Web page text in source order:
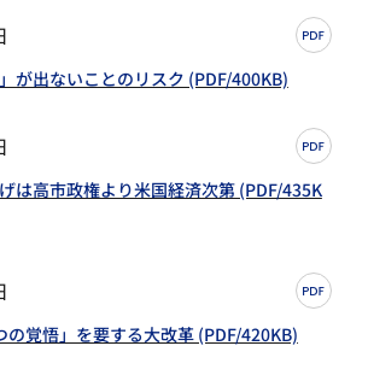
が出ないことのリスク (PDF/400KB)
は高市政権より米国経済次第 (PDF/435K
の覚悟」を要する大改革 (PDF/420KB)